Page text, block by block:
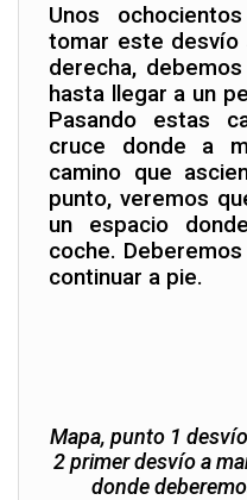
Unos
tomar este desvío
derecha,
hasta llegar a un
Pasando estas
cruce donde a
camino que
punto, veremos
un espacio
coche.
continuar a pie.
Mapa, punto 1
2 primer desvío a
donde